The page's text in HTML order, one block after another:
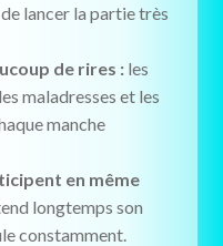
lancer la partie très
de rires :les
maladresses et les
manche
en même
longtemps son
constamment.